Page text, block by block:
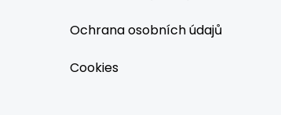
Ochrana osobních údajů
Cookies